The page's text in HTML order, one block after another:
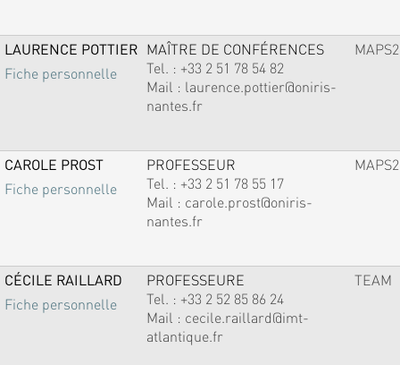
LAURENCE POTTIER
Fiche personnelle
MAÎTRE DE CONFÉRENCES
Tel. : +33 2 51 78 54 82
Mail : laurence.pottier@oniris-
nantes.fr
MAPS2
CAROLE PROST
Fiche personnelle
PROFESSEUR
Tel. : +33 2 51 78 55 17
Mail : carole.prost@oniris-
nantes.fr
MAPS2
CÉCILE RAILLARD
Fiche personnelle
PROFESSEURE
Tel. : +33 2 52 85 86 24
Mail : cecile.raillard@imt-
atlantique.fr
TEAM